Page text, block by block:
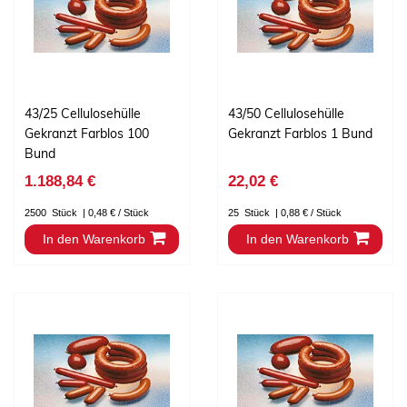
43/25 Cellulosehülle
Gekranzt Farblos 100
Bund
1.188,84 €
2500 Stück | 0,48 € / Stück
In den Warenkorb
43/50 Cellulosehülle
Gekranzt Farblos 1 Bund
22,02 €
25 Stück | 0,88 € / Stück
In den Warenkorb